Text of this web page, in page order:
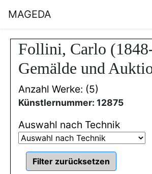
MAGEDA
Follini, Carlo
Gemälde und
Anzahl Werke: (5)
Künstlernummer: 12875
Auswahl nach Technik